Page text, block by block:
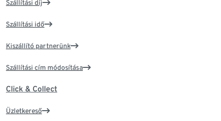
Szállítási díj
Szállítási idő
Kiszállító partnerünk
Szállítási cím módosítása
Click & Collect
Üzletkereső